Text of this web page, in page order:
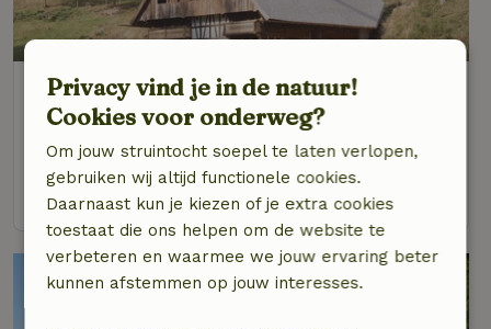
Natuurhuisje in Schonach
Baden-Württemberg, Duitsland
15 personen8 slaapkamers
Privacy vind je in de natuur!
Cookies voor onderweg?
Om jouw struintocht soepel te laten verlopen,
gebruiken wij altijd functionele cookies.
Daarnaast kun je kiezen of je extra cookies
toestaat die ons helpen om de website te
verbeteren en waarmee we jouw ervaring beter
kunnen afstemmen op jouw interesses.